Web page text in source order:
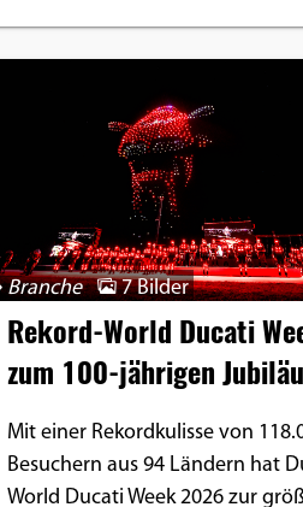
Branche 7 Bilder
Rekord-World Ducati
zum 100-jährigen
Mit einer Rekordkulisse von
Besuchern aus 94 Ländern hat
World Ducati Week 2026 zur